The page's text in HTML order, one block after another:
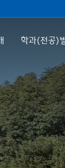
학과(전공)